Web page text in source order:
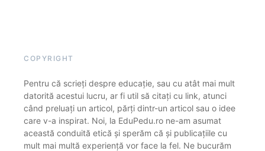
COPYRIGHT
Pentru că scrieți despre educație, sau cu atât mai mult
datorită acestui lucru, ar fi util să citați cu link, atunci
când preluați un articol, părți dintr-un articol sau o idee
care v-a inspirat. Noi, la EduPedu.ro ne-am asumat
această conduită etică și sperăm că și publicațiile cu
mult mai multă experiență vor face la fel. Ne bucurăm